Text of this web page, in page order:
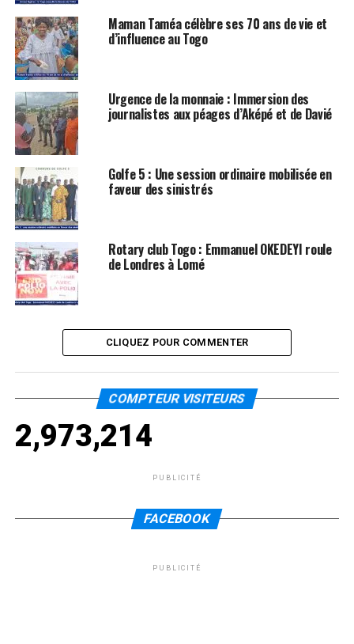
Maman Taméa célèbre ses 70 ans de vie et
d’influence au Togo
Urgence de la monnaie : Immersion des
journalistes aux péages d’Aképé et de Davié
Golfe 5 : Une session ordinaire mobilisée en
faveur des sinistrés
Rotary club Togo : Emmanuel OKEDEYI roule
de Londres à Lomé
CLIQUEZ POUR COMMENTER
COMPTEUR VISITEURS
2,973,214
PUBLICITÉ
FACEBOOK
PUBLICITÉ